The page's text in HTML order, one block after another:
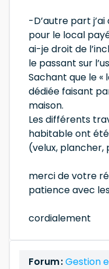
-D’autre part
pour le local
ai-je droit de
le passant sur
Sachant que le «
dédiée faisant
maison.
Les différents
habitable ont
(velux, plancher,
merci de votre
patience avec
cordialement
Forum :Gestion